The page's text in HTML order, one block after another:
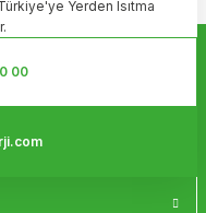
Yerden Isıtma
00